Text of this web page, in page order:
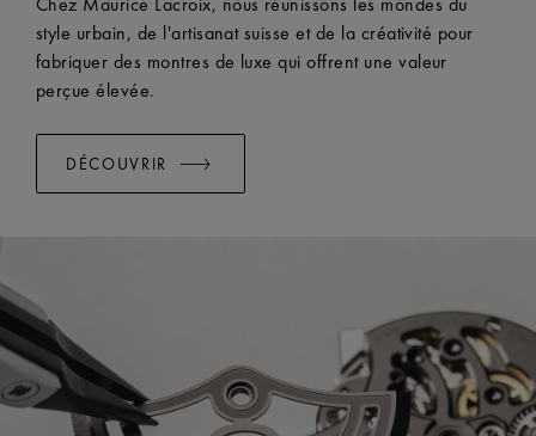
style urbain, de l'artisanat suisse et de la créativité pour
fabriquer des montres de luxe qui offrent une valeur
perçue élevée.
DÉCOUVRIR